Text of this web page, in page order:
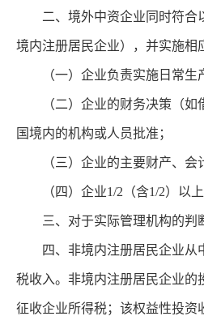
二、境外中资企业同时符合以
境内注册居民企业），并实施相
（一）企业负责实施日常生产
（二）企业的财务决策（如借
国境内的机构或人员批准；
（三）企业的主要财产、会计
（四）企业1/2（含1/2）以上
三、对于实际管理机构的判
四、非境内注册居民企业从中
税收入。非境内注册居民企业的
征收企业所得税；该权益性投资